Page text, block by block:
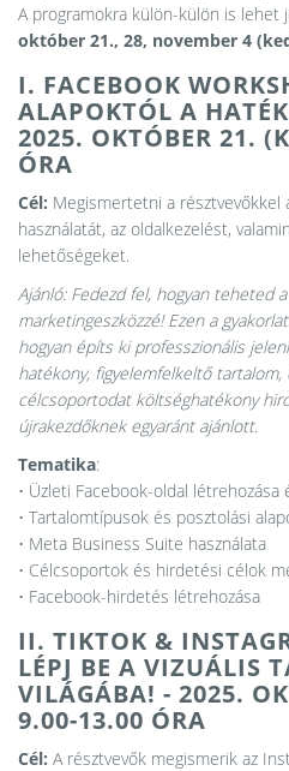
A programokra külön-külön is lehet
október 21., 28, november 4
I. FACEBOOK
ALAPOKTÓL A
2025. OKTÓBER 21.
ÓRA
Cél: Megismertetni a résztvevőkkel
használatát, az oldalkezelést,
lehetőségeket.
Ajánló: Fedezd fel, hogyan teheted
marketingeszközzé! Ezen a
hogyan építs ki professzionális
hatékony, figyelemfelkeltő tartalom,
célcsoportodat költséghatékony
újrakezdőknek egyaránt ajánlott.
Tematika:
• Üzleti Facebook-oldal létrehozása
• Tartalomtípusok és posztolási
• Meta Business Suite használata
• Célcsoportok és hirdetési célok
• Facebook-hirdetés létrehozása
II. TIKTOK &
LÉPJ BE A VIZUÁLIS
VILÁGÁBA! - 2025.
9.00-13.00 ÓRA
Cél: A résztvevők megismerik az